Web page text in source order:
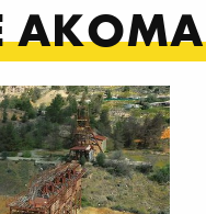
ΑΚΟΜΑ